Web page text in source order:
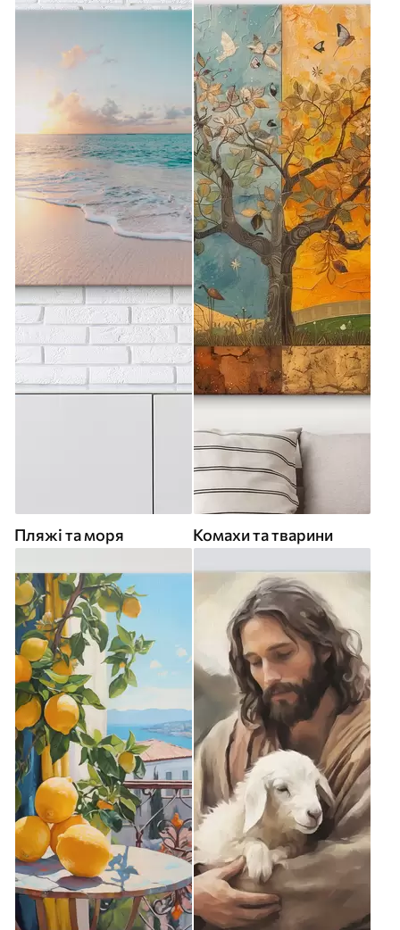
Пляжі та моря Комахи та тварини